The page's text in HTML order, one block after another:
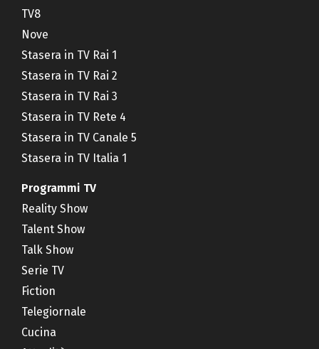
TV8
Nove
Stasera in TV Rai 1
Stasera in TV Rai 2
Stasera in TV Rai 3
Stasera in TV Rete 4
Stasera in TV Canale 5
Stasera in TV Italia 1
Programmi TV
Reality Show
Talent Show
Talk Show
Serie TV
Fiction
Telegiornale
Cucina